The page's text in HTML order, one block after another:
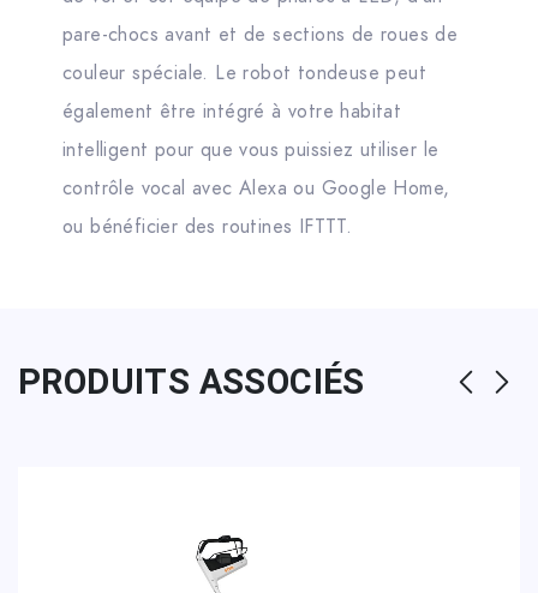
pare-chocs avant et de sections de roues de
couleur spéciale. Le robot tondeuse peut
également être intégré à votre habitat
intelligent pour que vous puissiez utiliser le
contrôle vocal avec Alexa ou Google Home,
ou bénéficier des routines IFTTT.
PRODUITS ASSOCIÉS